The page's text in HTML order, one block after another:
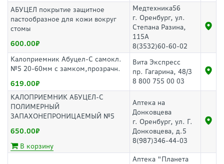
АБУЦЕЛ покрытие защитное
пастообразное для кожи вокруг
стомы
600.00
Медтехника56
г. Оренбург, ул.
Степана Разина,
115А
8(3532)60-60-02
Калоприемник Абуцел-С самокл.
№5 20-60мм с замком,прозрачн.
619.00
Вита Экспресс
пр. Гагарина, 48/3
8 800 755 00 03
КАЛОПРИЕМНИК АБУЦЕЛ-С
ПОЛИМЕРНЫЙ
ЗАПАХОНЕПРОНИЦАЕМЫЙ №5
650.00
В корзину
Аптека на
Донковцева
г. Оренбург, ул. Г.
Донковцева, д.5
8(987)346-44-03
Аптека "Планета